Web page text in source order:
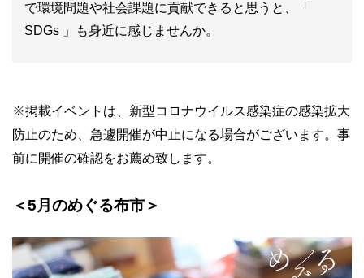
で環境問題や社会課題に貢献できると思うと、「
SDGs 」も身近に感じませんか。
※掲載イベントは、新型コロナウイルス感染症の感染拡大
防止のため、急遽開催が中止になる場合がございます。事
前に開催の確認をお薦め致します。
＜5月のめぐる布市＞